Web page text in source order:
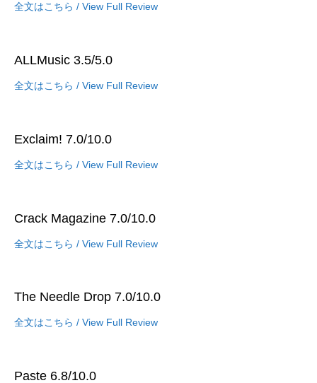
全文はこちら / View Full Review
ALLMusic 3.5/5.0
全文はこちら / View Full Review
Exclaim! 7.0/10.0
全文はこちら / View Full Review
Crack Magazine 7.0/10.0
全文はこちら / View Full Review
The Needle Drop 7.0/10.0
全文はこちら / View Full Review
Paste 6.8/10.0